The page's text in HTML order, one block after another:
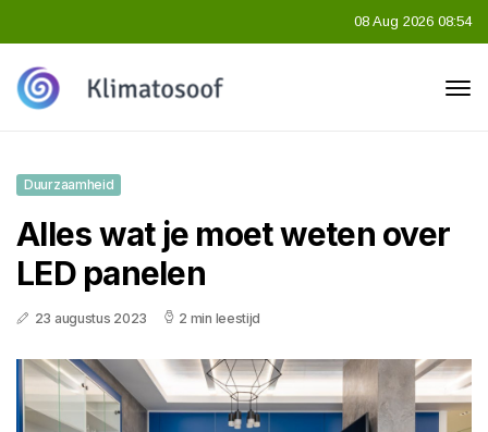
08 Aug 2026 08:54
Duurzaamheid
Alles wat je moet weten over
LED panelen
23 augustus 2023 2 min leestijd